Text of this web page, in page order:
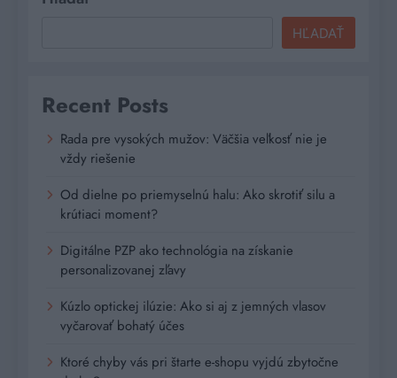
HĽADAŤ
Recent Posts
Rada pre vysokých mužov: Väčšia veľkosť nie je
vždy riešenie
Od dielne po priemyselnú halu: Ako skrotiť silu a
krútiaci moment?
Digitálne PZP ako technológia na získanie
personalizovanej zľavy
Kúzlo optickej ilúzie: Ako si aj z jemných vlasov
vyčarovať bohatý účes
Ktoré chyby vás pri štarte e-shopu vyjdú zbytočne